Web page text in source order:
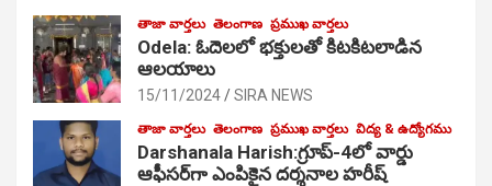
తాజా వార్తలు తెలంగాణ ప్రముఖ వార్తలు
Odela: ఓదెల‌లో భక్తులతో కిటకిటలాడిన
ఆల‌యాలు
15/11/2024 SIRA NEWS
తాజా వార్తలు తెలంగాణ ప్రముఖ వార్తలు విద్య & ఉద్యోగము
Darshanala Harish:గ్రూప్-4లో వార్డు
ఆఫీసర్‌గా ఎంపికైన దర్శనాల హరీష్